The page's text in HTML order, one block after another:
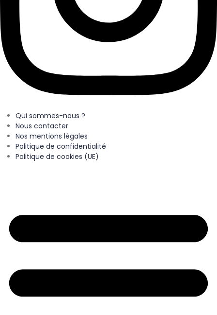
Qui sommes-nous ?
Nous contacter
Nos mentions légales
Politique de confidentialité
Politique de cookies (UE)